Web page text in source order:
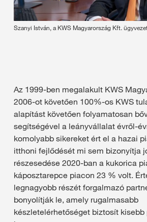
Szanyi István, a KWS Magyarország Kft.
Az 1999-ben megalakult KWS
2006-ot követően 100%-os KWS
alapítást követően folyamatosan
segítségével a leányvállalat évről-
komolyabb sikereket ért el a hazai
itthoni fejlődését mi sem bizonyítja
részesedése 2020-ban a kukorica
káposztarepce piacon 23 % volt.
legnagyobb részét forgalmazó
bonyolítják le, amely rugalmasabb
készletelérhetőséget biztosít kisebb